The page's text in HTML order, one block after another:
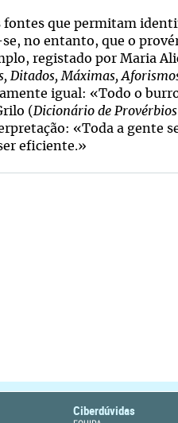
fontes que permitam
no entanto, que o
registado por Maria
Ditados, Máximas,
igual: «Todo o
( Dicionário de Provérbios
«Toda a gente
eficiente.»
Ciberdúvidas